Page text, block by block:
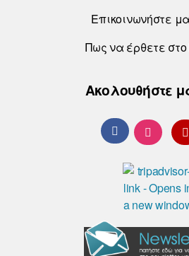
Επικοινωνήστε
Πως να έρθετε
Ακολουθήστε